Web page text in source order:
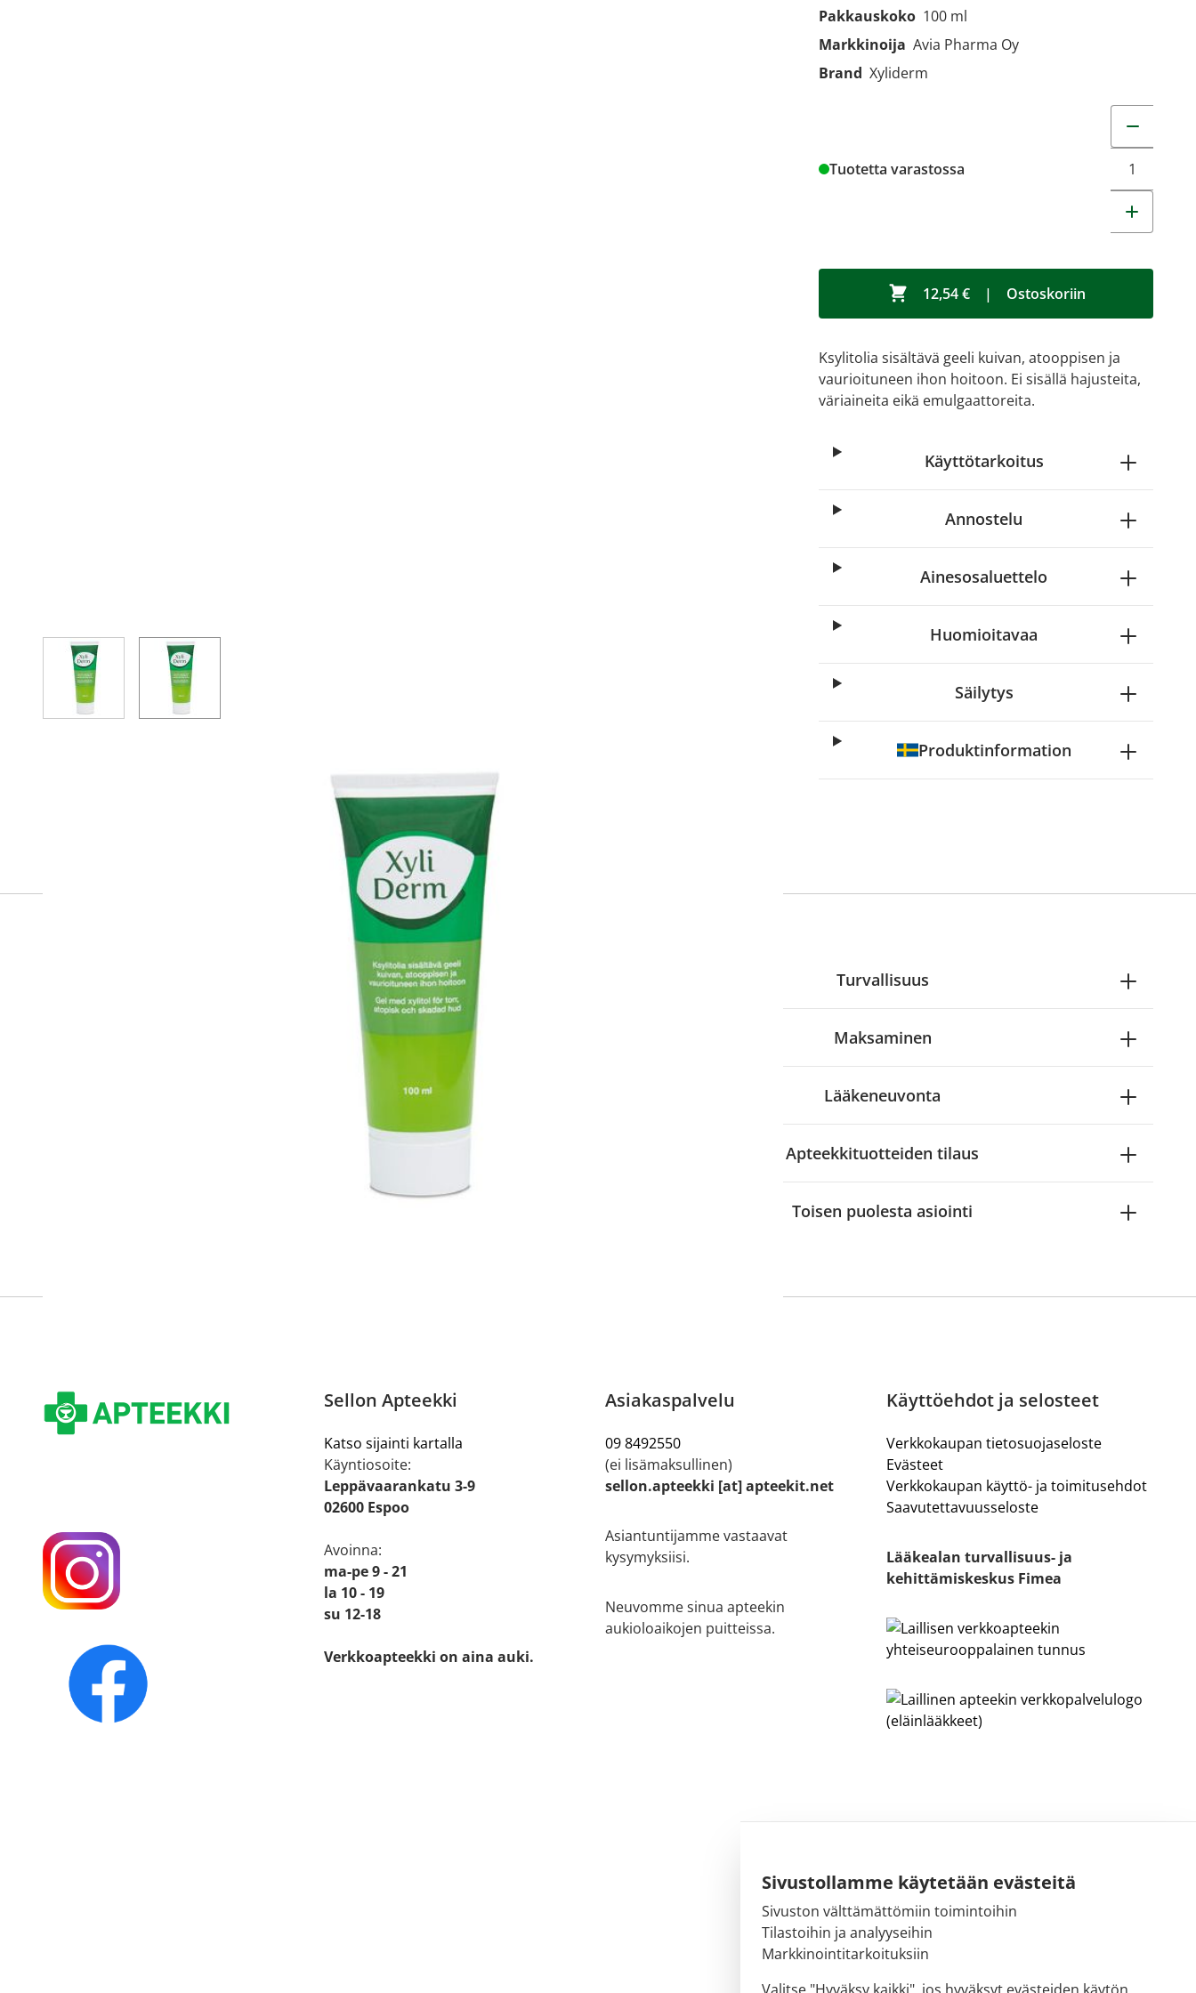
Sivustollamme käytetään evästeitä
Sivuston välttämättömiin toimintoihin
Tilastoihin ja analyyseihin
Markkinointitarkoituksiin
View larger imageView larger image
Pakkauskoko 100 ml
Markkinoija Avia Pharma Oy
Brand Xyliderm
Tuotetta varastossa
12,54 € | Ostoskoriin
Ksylitolia sisältävä geeli kuivan, atooppisen ja
vaurioituneen ihon hoitoon. Ei sisällä hajusteita,
väriaineita eikä emulgaattoreita.
Käyttötarkoitus
Annostelu
Ainesosaluettelo
Huomioitavaa
Säilytys
Produktinformation
Miten tilaan reseptilääkkeitä
Reseptilääkkeiden tilaaminen edellyttää voimassa olevaa reseptiä, ja voit
-palvelusta. Tilausta varten sinun pitää ensin
tunnistautua. Apteekki käsittelee tilauksesi, jonka jälkeen voit maksaa ostoksesi.
Turvallisuus
Maksaminen
Lääkeneuvonta
Apteekkituotteiden tilaus
Toisen puolesta asiointi
Sellon Apteekki
Katso sijainti kartalla
Käyntiosoite:
Leppävaarankatu 3-9
02600 Espoo
Avoinna:
ma-pe 9 - 21
la 10 - 19
su 12-18
Verkkoapteekki on aina auki.
Asiakaspalvelu
09 8492550
(ei lisämaksullinen)
sellon.apteekki [at] apteekit.net
Asiantuntijamme vastaavat
kysymyksiisi.
Neuvomme sinua apteekin
aukioloaikojen puitteissa.
Käyttöehdot ja selosteet
Verkkokaupan tietosuojaseloste
Evästeet
Verkkokaupan käyttö- ja toimitusehdot
Saavutettavuusseloste
Lääkealan turvallisuus- ja
kehittämiskeskus Fimea
Sähköpostiosoite:
kirjaamo@fimea.fi
Fimean vaihde: